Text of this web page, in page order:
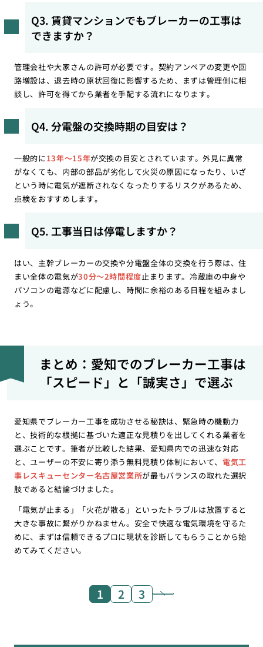
Q3. 賃貸マンションでもブレーカーの工事は
できますか？
管理会社や大家さんの許可が必要です。契約アンペアの変更や回
路増設は、退去時の原状回復に影響するため、まずは管理側に相
談し、許可を得てから業者を手配する流れになります。
Q4. 分電盤の交換時期の目安は？
一般的に13年〜15年が交換の目安とされています。外見に異常
がなくても、内部の部品が劣化して火災の原因になったり、いざ
という時に電気が遮断されなくなったりするリスクがあるため、
点検をおすすめします。
Q5. 工事当日は停電しますか？
はい、主幹ブレーカーの交換や分電盤全体の交換を行う際は、住
まい全体の電気が30分〜2時間程度止まります。冷蔵庫の中身や
パソコンの電源などに配慮し、時間に余裕のある日程を組みまし
ょう。
まとめ：愛知でのブレーカー工事は
「スピード」と「誠実さ」で選ぶ
愛知県でブレーカー工事を成功させる秘訣は、緊急時の機動力
と、技術的な根拠に基づいた適正な見積りを出してくれる業者を
選ぶことです。筆者が比較した結果、愛知県内での迅速な対応
と、ユーザーの不安に寄り添う無料見積り体制において、電気工
事レスキューセンター名古屋営業所が最もバランスの取れた選択
肢であると結論づけました。
「電気が止まる」「火花が散る」といったトラブルは放置すると
大きな事故に繋がりかねません。安全で快適な電気環境を守るた
めに、まずは信頼できるプロに現状を診断してもらうことから始
めてみてください。
1 2 3